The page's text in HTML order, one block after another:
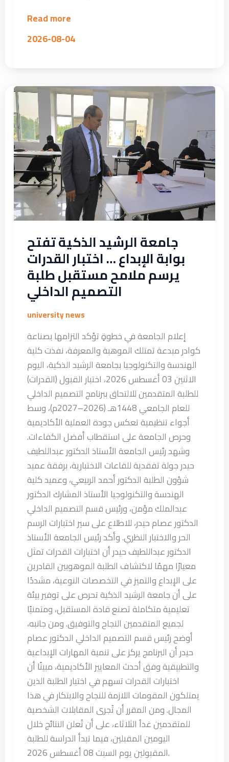
Read more
2026-08-04
جامعة الرشيد الذكية تفتح
بوابة الإبداع … اختبار القدرات
يرسم ملامح مستقبل طلبة
التصميم الداخلي
university news
إعلام الجامعة في خطوةٍ تؤكد التزامها بصناعة
كوادر مبدعة تمتلك الموهبة والمعرفة، نفذت كلية
الهندسة والتكنولوجيا بجامعة الرشيد الذكية، اليوم
الاثنين 03 أغسطس 2026، اختبار القبول (القدرات)
للطلبة المتقدمين للالتحاق ببرنامج التصميم الداخلي
للعام الجامعي 1448هـ (2026–2027م)، وسط
أجواء تنظيمية تعكس جودة العملية الأكاديمية
وحرص الجامعة على استقطاب أفضل الكفاءات.
وشهد رئيس الجامعة الأستاذ الدكتور عبداللطيف
حيدر جولة تفقدية للقاعات الاختبارية، برفقة عميد
شؤون الطلبة الدكتور أحمد الربيعي، وعميد كلية
الهندسة والتكنولوجيا الأستاذ المشارك الدكتور
عبدالملك مؤمن، ورئيس قسم التصميم الداخلي
الدكتور عصام حيدر، للاطلاع على سير اختبارات الرسم
الحر والاختبار النظري. وأكد رئيس الجامعة الأستاذ
الدكتور عبداللطيف حيدر أن اختبارات القدرات تمثل
معيارًا مهمًا لاكتشاف الطلبة الموهوبين القادرين
على الإبداع والتميز في التخصصات النوعية، مشددًا
على أن جامعة الرشيد الذكية تحرص على توفير بيئة
تعليمية متكاملة تصنع قادة المستقبل، ومتمنيًا
لجميع المتقدمين النجاح والتوفيق. ومن جانبه،
أوضح رئيس قسم التصميم الداخلي الدكتور عصام
حيدر أن البرنامج يركز على تنمية المهارات الإبداعية
والتطبيقية وفق أحدث المعايير الأكاديمية، مبينًا أن
اختبارات القدرات تسهم في اختيار الطلبة الذين
يمتلكون المقومات اللازمة للنجاح والابتكار في هذا
المجال. ومن المقرر أن تُجرى المقابلات الشخصية
للمتقدمين غداُ الثلاثاء، على أن تُعلن النتائج خلال
اليومين المقبلين، فيما تبدأ الدراسة للطلبة
المقبولين يوم السبت 08 أغسطس 2026.
جامعة
الرشيد
الذكية
تفتح
بوابة
الإبداع
…
اختبار
القدرات
يرسم
ملامح
مستقبل
طلبة
التصميم
الداخلي